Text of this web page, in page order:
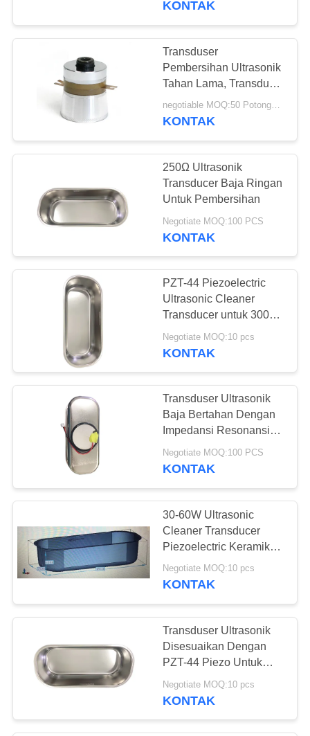
Keramik
piezoelektrik
22
Sensor Gelembung
Ultrasonik
Transduser Kavitasi
Ultrasonik
10
Sensor Jarak
Ultrasonik
Sensor Ultrasonik
Bawah Air
12
KONTAK
Transduser
Pembersihan Ultrasonik
Tahan Lama, Transduser
Ultrasonik 60W 40 Khz
negotiable MOQ:50 Potongan / potongan
KONTAK
250Ω Ultrasonik
Transducer Baja Ringan
Untuk Pembersihan
Negotiate MOQ:100 PCS
KONTAK
PZT-44 Piezoelectric
Ultrasonic Cleaner
Transducer untuk 300ml
Stainless Steel Vessel
Negotiate MOQ:10 pcs
KONTAK
Transduser Ultrasonik
Baja Bertahan Dengan
Impedansi Resonansi
250 Ω
Negotiate MOQ:100 PCS
KONTAK
30-60W Ultrasonic
Cleaner Transducer
Piezoelectric Keramik
Unsur Untuk
Pembersihan
Negotiate MOQ:10 pcs
KONTAK
Transduser Ultrasonik
Disesuaikan Dengan
PZT-44 Piezo Untuk
Pembersihan Industri
Negotiate MOQ:10 pcs
KONTAK